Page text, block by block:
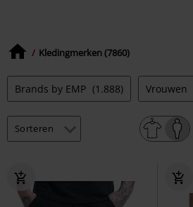
Kledingmerken (7860)
Brands by EMP (1.888) Vrouwen